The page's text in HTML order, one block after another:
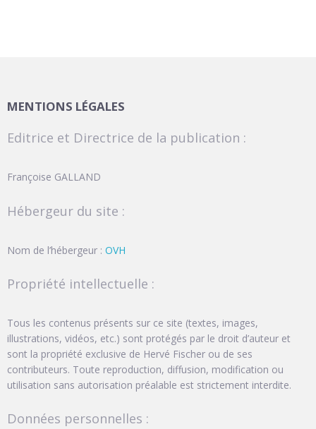
MENTIONS LÉGALES
Editrice et Directrice de la publication :
Françoise GALLAND
Hébergeur du site :
Nom de l’hébergeur : OVH
Propriété intellectuelle :
Tous les contenus présents sur ce site (textes, images,
illustrations, vidéos, etc.) sont protégés par le droit d’auteur et
sont la propriété exclusive de Hervé Fischer ou de ses
contributeurs. Toute reproduction, diffusion, modification ou
utilisation sans autorisation préalable est strictement interdite.
Données personnelles :